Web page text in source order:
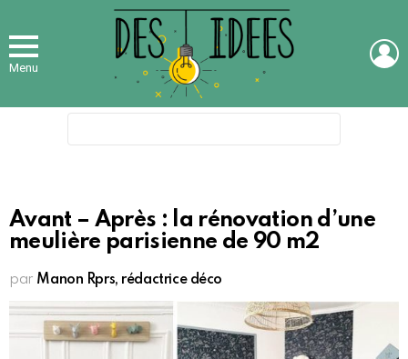
Menu
Avant – Après : la rénovation d’une
meulière parisienne de 90 m2
par Manon Rprs, rédactrice déco